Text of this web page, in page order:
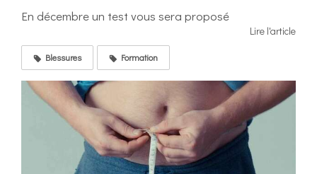
En décembre un test vous sera proposé
Lire l'article
Blessures Formation